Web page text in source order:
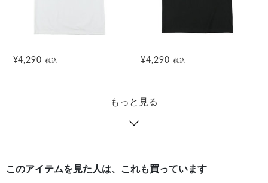
¥4,290税込 ¥4,290 税込
もっと見る
このアイテムを見た人は、これも買っています